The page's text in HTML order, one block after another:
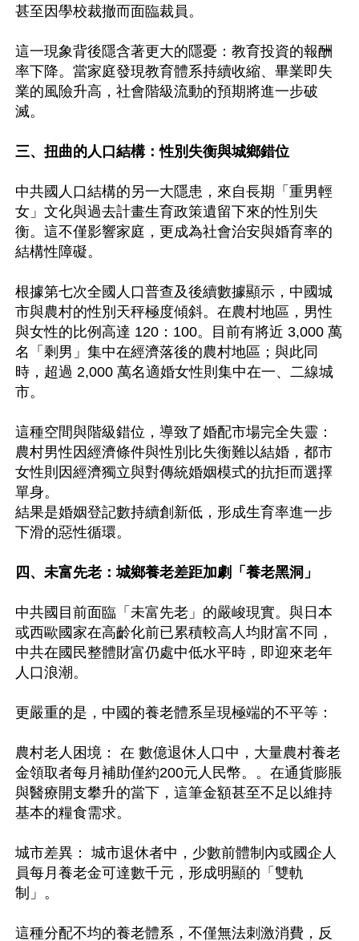
甚至因學校裁撤而面臨裁員。
這一現象背後隱含著更大的隱憂：教育投資的報酬
率下降。當家庭發現教育體系持續收縮、畢業即失
業的風險升高，社會階級流動的預期將進一步破
滅。
三、扭曲的人口結構：性別失衡與城鄉錯位
中共國人口結構的另一大隱患，來自長期「重男輕
女」文化與過去計畫生育政策遺留下來的性別失
衡。這不僅影響家庭，更成為社會治安與婚育率的
結構性障礙。
根據第七次全國人口普查及後續數據顯示，中國城
市與農村的性別天秤極度傾斜。在農村地區，男性
與女性的比例高達 120：100。目前有將近 3,000 萬
名「剩男」集中在經濟落後的農村地區；與此同
時，超過 2,000 萬名適婚女性則集中在一、二線城
市。
這種空間與階級錯位，導致了婚配市場完全失靈：
農村男性因經濟條件與性別比失衡難以結婚，都市
女性則因經濟獨立與對傳統婚姻模式的抗拒而選擇
單身。
結果是婚姻登記數持續創新低，形成生育率進一步
下滑的惡性循環。
四、未富先老：城鄉養老差距加劇「養老黑洞」
中共國目前面臨「未富先老」的嚴峻現實。與日本
或西歐國家在高齡化前已累積較高人均財富不同，
中共在國民整體財富仍處中低水平時，即迎來老年
人口浪潮。
更嚴重的是，中國的養老體系呈現極端的不平等：
農村老人困境： 在 數億退休人口中，大量農村養老
金領取者每月補助僅約200元人民幣。。在通貨膨脹
與醫療開支攀升的當下，這筆金額甚至不足以維持
基本的糧食需求。
城市差異： 城市退休者中，少數前體制內或國企人
員每月養老金可達數千元，形成明顯的「雙軌
制」。
這種分配不均的養老體系，不僅無法刺激消費，反